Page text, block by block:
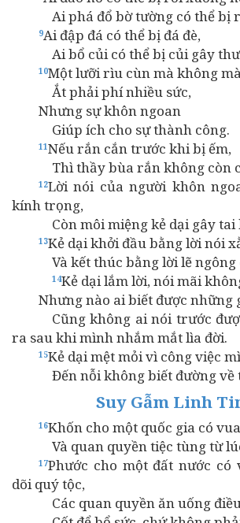
Ai phá đổ bờ tường có thể bị
9Ai đập đá có thể bị đá đè,
Ai bổ củi có thể bị củi gây
10Một lưỡi rìu cùn mà không
Ắt phải phí nhiều sức,
Nhưng sự khôn ngoan
Giúp ích cho sự thành công.
11Nếu rắn cắn trước khi bị ếm,
Thì thầy bùa rắn không còn
12Lời nói của người khôn
kính trọng,
Còn môi miệng kẻ dại gây tai
13Kẻ dại khởi đầu bằng lời nói
Và kết thúc bằng lời lẽ ngông
14Kẻ dại lắm lời, nói mãi
Nhưng nào ai biết được những
Cũng không ai nói trước
ra sau khi mình nhắm mắt lìa đời.
15Kẻ dại mệt mỏi vì công việc
Đến nỗi không biết đường về
Suy Gẫm Linh
16Khốn cho một quốc gia có
Và quan quyền tiệc tùng từ
17Phước cho một đất nước có
dõi quý tộc,
Các quan quyền ăn uống